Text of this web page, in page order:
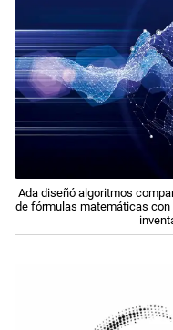
Ada diseñó algoritmos
de fórmulas matemáticas con